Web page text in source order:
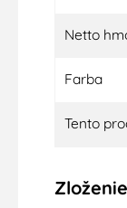
Netto
Farba
Tento